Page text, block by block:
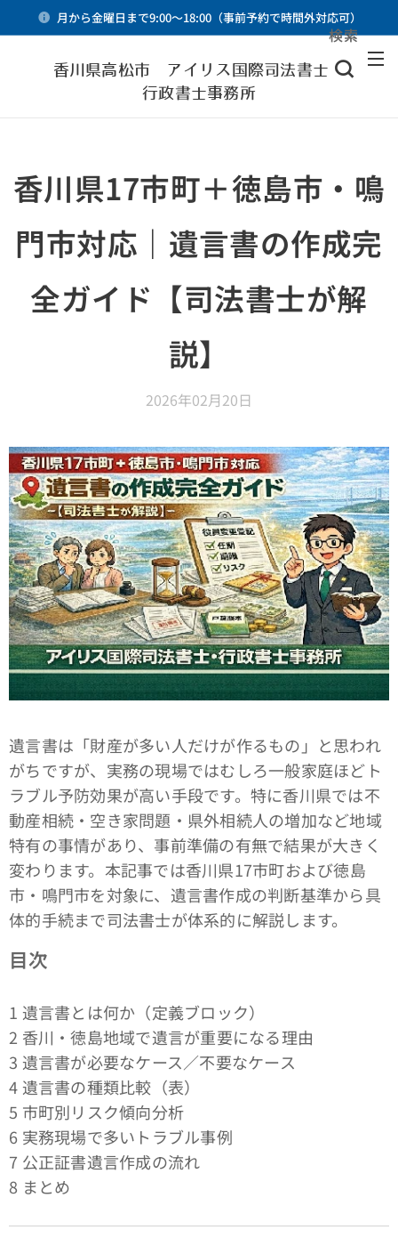
月から金曜日まで9:00～18:00（事前予約で時間外対応可）
香川県高松市 アイリス国際司法書士・
行政書士事務所
検索
香川県17市町＋徳島市・鳴
門市対応｜遺言書の作成完
全ガイド【司法書士が解
説】
2026年02月20日
遺言書は「財産が多い人だけが作るもの」と思われ
がちですが、実務の現場ではむしろ一般家庭ほどト
ラブル予防効果が高い手段です。特に香川県では不
動産相続・空き家問題・県外相続人の増加など地域
特有の事情があり、事前準備の有無で結果が大きく
変わります。本記事では香川県17市町および徳島
市・鳴門市を対象に、遺言書作成の判断基準から具
体的手続まで司法書士が体系的に解説します。
目次
1 遺言書とは何か（定義ブロック）
2 香川・徳島地域で遺言が重要になる理由
3 遺言書が必要なケース／不要なケース
4 遺言書の種類比較（表）
5 市町別リスク傾向分析
6 実務現場で多いトラブル事例
7 公正証書遺言作成の流れ
8 まとめ